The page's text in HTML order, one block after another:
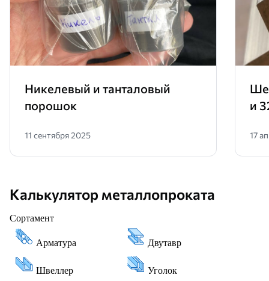
Никелевый и танталовый
порошок
11 сентября 2025
и
17
Калькулятор металлопроката